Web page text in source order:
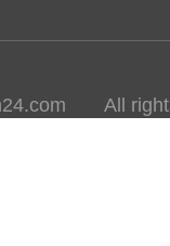
All